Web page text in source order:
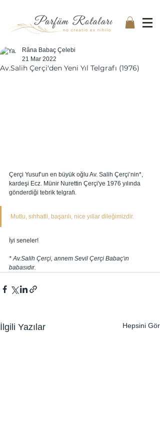
Av.Salih Çerçi'den Yeni Yıl Telgrafı (1976)
Râna Babaç Çelebi
21 Mar 2022
Çerçi Yusuf’un en büyük oğlu Av. Salih Çerçi’nin*,
kardeşi Ecz. Münir Nurettin Çerçi'ye 1976 yılında
gönderdiği tebrik telgrafı.
Mutlu, sıhhatli, başarılı, nice yıllar dileğimizdir.
İyi seneler!
* Av.Salih Çerçi, annem Sevil Çerçi Babaç'ın
babasıdır.
İlgili Yazılar Hepsini Gör